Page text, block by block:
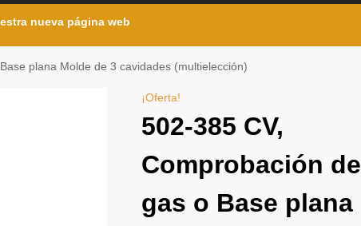
nueva página web
plana Molde de 3 cavidades (multielección)
¡Oferta!
502-385 CV,
Comprobación de
gas o Base plana